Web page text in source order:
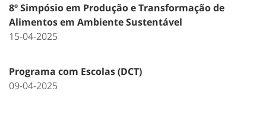
8º Simpósio em Produção e Transformação de
Alimentos em Ambiente Sustentável
15-04-2025
Programa com Escolas (DCT)
09-04-2025